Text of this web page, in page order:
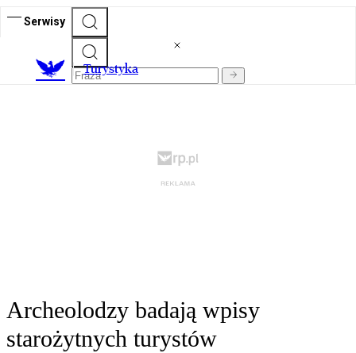
Serwisy
Turystyka
Archeolodzy badają wpisy
starożytnych turystów